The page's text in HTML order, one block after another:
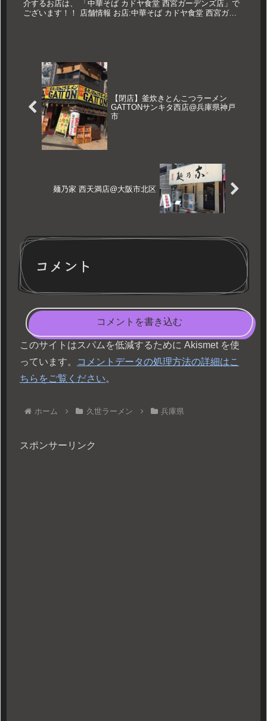
介するお店は、 「中華そば カドヤ食堂 西宮ガーデンズ店」で
ございます！！ 店舗情報 お店:中華そば カドヤ食堂 西宮ガー
【閉店】釜炊きとんこつラーメン
GATTONサンキタ西店@兵庫県神戸
市
麺乃家 西天満店@大阪市北区
コメント
コメントを書き込む
このサイトはスパムを低減するために Akismet を使
っています。
コメントデータの処理方法の詳細はこ
ちらをご覧ください。
ホーム 久世ラーメン 兵庫県
スポンサーリンク